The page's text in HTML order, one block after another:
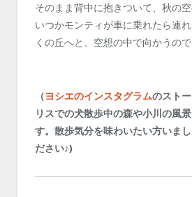
そのまま背中に抱きついて、秋の空
いつかモンティが車に乗れたら連
くの丘へと、空想の中で向かうので
（ヨシエのインスタグラムのスト
リスでの犬散歩中の森や小川の風
す。散歩気分を味わいたい方いま
ださい♪)